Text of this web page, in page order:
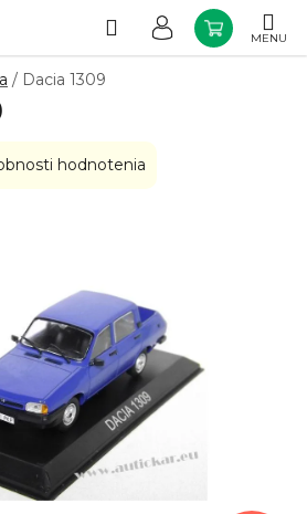
Hľadať
KOŠÍK
/ Dacia 1309
hodnotenia